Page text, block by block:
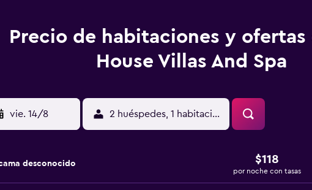
Precio de habitaciones y ofertas
House Villas And Spa
vie. 14/8 2 huéspedes, 1 habitación
desconocido $118
por noche con tasas